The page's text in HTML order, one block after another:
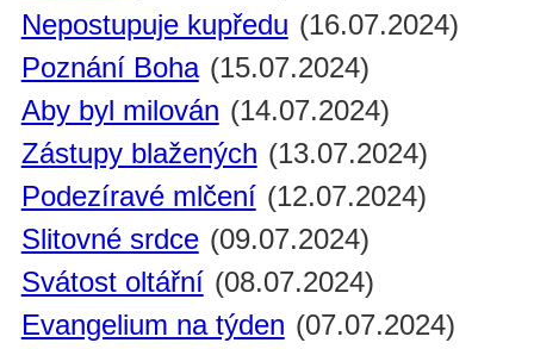
Nepostupuje kupředu (16.07.2024)
Poznání Boha (15.07.2024)
Aby byl milován (14.07.2024)
Zástupy blažených (13.07.2024)
Podezíravé mlčení (12.07.2024)
Slitovné srdce (09.07.2024)
Svátost oltářní (08.07.2024)
Evangelium na týden (07.07.2024)